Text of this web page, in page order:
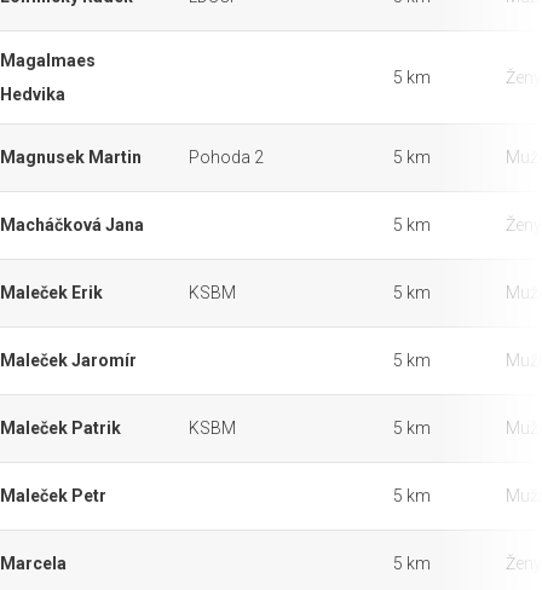
Magalmaes
Hedvika
5 km Ženy
Magnusek Martin Pohoda 2 5 km Muži
Macháčková Jana 5 km Ženy
Maleček Erik KSBM 5 km Muži
Maleček Jaromír 5 km Muži
Maleček Patrik KSBM 5 km Muži
Maleček Petr 5 km Muži
Marcela 5 km Ženy